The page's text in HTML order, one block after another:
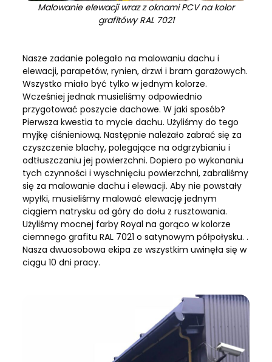
Malowanie elewacji wraz z oknami PCV na kolor
grafitówy RAL 7021
Nasze zadanie polegało na malowaniu dachu i
elewacji, parapetów, rynien, drzwi i bram garażowych.
Wszystko miało być tylko w jednym kolorze.
Wcześniej jednak musieliśmy odpowiednio
przygotować poszycie dachowe. W jaki sposób?
Pierwsza kwestia to mycie dachu. Użyliśmy do tego
myjkę ciśnieniową. Następnie należało zabrać się za
czyszczenie blachy, polegające na odgrzybianiu i
odtłuszczaniu jej powierzchni. Dopiero po wykonaniu
tych czynności i wyschnięciu powierzchni, zabraliśmy
się za malowanie dachu i elewacji. Aby nie powstały
wpyłki, musieliśmy malować elewację jednym
ciągiem natrysku od góry do dołu z rusztowania.
Użyliśmy mocnej farby Royal na gorąco w kolorze
ciemnego grafitu RAL 7021 o satynowym półpołysku. .
Nasza dwuosobowa ekipa ze wszystkim uwinęła się w
ciągu 10 dni pracy.